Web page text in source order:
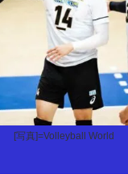
[写真]=Volleyball World